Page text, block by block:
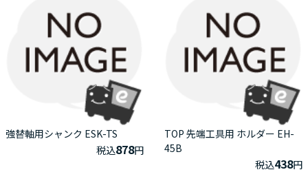
強替軸用シャンク ESK-TS
税込878円
TOP 先端工具用 ホルダー EH-
45B
税込438円